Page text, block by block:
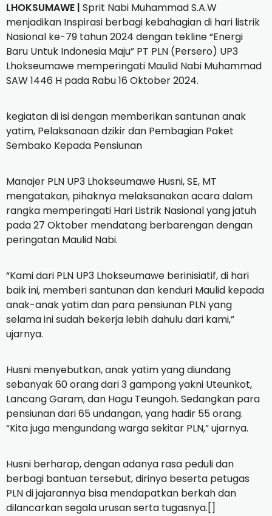
LHOKSUMAWE | Sprit Nabi Muhammad S.A.W
menjadikan Inspirasi berbagi kebahagian di hari listrik
Nasional ke-79 tahun 2024 dengan tekline “Energi
Baru Untuk Indonesia Maju” PT PLN (Persero) UP3
Lhokseumawe memperingati Maulid Nabi Muhammad
SAW 1446 H pada Rabu 16 Oktober 2024.
kegiatan di isi dengan memberikan santunan anak
yatim, Pelaksanaan dzikir dan Pembagian Paket
Sembako Kepada Pensiunan
Manajer PLN UP3 Lhokseumawe Husni, SE, MT
mengatakan, pihaknya melaksanakan acara dalam
rangka memperingati Hari Listrik Nasional yang jatuh
pada 27 Oktober mendatang berbarengan dengan
peringatan Maulid Nabi.
“Kami dari PLN UP3 Lhokseumawe berinisiatif, di hari
baik ini, memberi santunan dan kenduri Maulid kepada
anak-anak yatim dan para pensiunan PLN yang
selama ini sudah bekerja lebih dahulu dari kami,”
ujarnya.
Husni menyebutkan, anak yatim yang diundang
sebanyak 60 orang dari 3 gampong yakni Uteunkot,
Lancang Garam, dan Hagu Teungoh. Sedangkan para
pensiunan dari 65 undangan, yang hadir 55 orang.
“Kita juga mengundang warga sekitar PLN,” ujarnya.
Husni berharap, dengan adanya rasa peduli dan
berbagi bantuan tersebut, dirinya beserta petugas
PLN di jajarannya bisa mendapatkan berkah dan
dilancarkan segala urusan serta tugasnya.[]